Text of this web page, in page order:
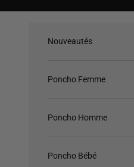
Nouveautés
Poncho Femme
Poncho Homme
Poncho Bébé